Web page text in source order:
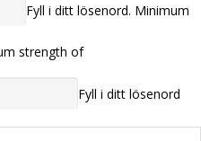
Fyll i ditt lösenord. Minimum
strength of
Fyll i ditt lösenord